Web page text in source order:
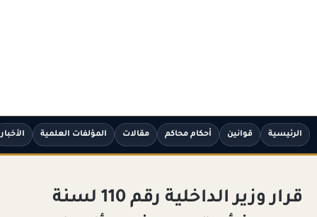
الرئيسية قوانين أحكام محاكم مقالات المؤلفات العلمية الأخبار
قرار وزير الداخلية رقم 110 لسنة